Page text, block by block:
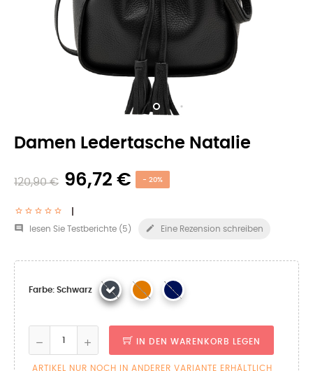
Damen Ledertasche Natalie
120,90 € 96,72 € - 20%
 lesen Sie Testberichte (5 )  Eine Rezension schreiben
Farbe: Schwarz
IN DEN WARENKORB LEGEN
ARTIKEL NUR NOCH IN ANDERER VARIANTE ERHÄLTLICH